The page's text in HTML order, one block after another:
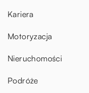
Kariera
Motoryzacja
Nieruchomości
Podróże